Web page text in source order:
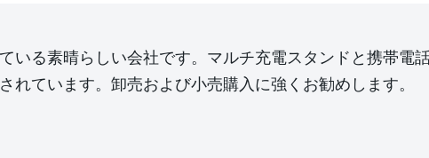
ジェント製造を世界中の消費者に
ベーションとテクノロジーを通じ
いる素晴らしい会社です。マルチ充電スタンドと携帯電
れています。卸売および小売購入に強くお勧めします。